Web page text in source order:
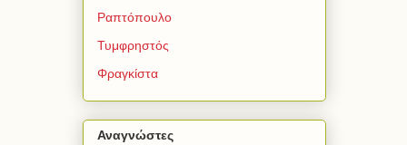
Ραπτόπουλο
Τυμφρηστός
Φραγκίστα
Αναγνώστες